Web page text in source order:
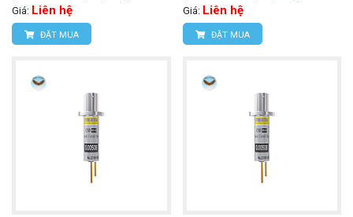
Giá: Liên hệ
ĐẶT MUA
Giá: Liên hệ
ĐẶT MUA